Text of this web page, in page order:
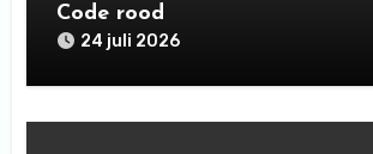
Code rood
24 juli 2026